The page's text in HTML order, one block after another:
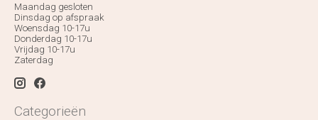
Maandag gesloten
Dinsdag op afspraak
Woensdag 10-17u
Donderdag 10-17u
Vrijdag 10-17u
Zaterdag
Categorieën